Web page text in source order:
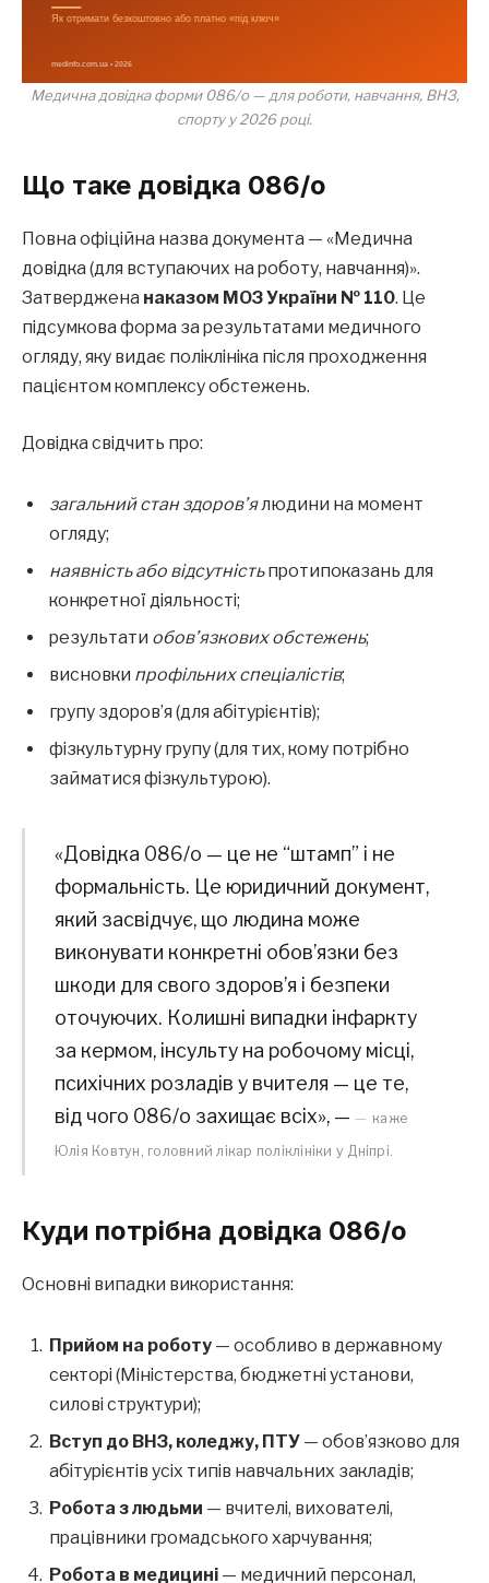
Медична довідка форми 086/о — для роботи, навчання, ВНЗ,
спорту у 2026 році.
Що таке довідка 086/о
Повна офіційна назва документа — «Медична
довідка (для вступаючих на роботу, навчання)».
Затверджена наказом МОЗ України № 110. Це
підсумкова форма за результатами медичного
огляду, яку видає поліклініка після проходження
пацієнтом комплексу обстежень.
Довідка свідчить про:
загальний стан здоров’ялюдини на момент
огляду;
наявність або відсутністьпротипоказань для
конкретної діяльності;
результати обов’язкових обстежень;
висновки профільних спеціалістів;
групу здоров’я (для абітурієнтів);
фізкультурну групу (для тих, кому потрібно
займатися фізкультурою).
«Довідка 086/о — це не “штамп” і не
формальність. Це юридичний документ,
який засвідчує, що людина може
виконувати конкретні обов’язки без
шкоди для свого здоров’я і безпеки
оточуючих. Колишні випадки інфаркту
за кермом, інсульту на робочому місці,
психічних розладів у вчителя — це те,
від чого 086/о захищає всіх», —
каже
Юлія Ковтун, головний лікар поліклініки у Дніпрі.
Куди потрібна довідка 086/о
Основні випадки використання:
Прийом на роботу — особливо в державному
секторі (Міністерства, бюджетні установи,
силові структури);
Вступ до ВНЗ, коледжу, ПТУ — обов’язково для
абітурієнтів усіх типів навчальних закладів;
Робота з людьми — вчителі, вихователі,
працівники громадського харчування;
Робота в медицині — медичний персонал,